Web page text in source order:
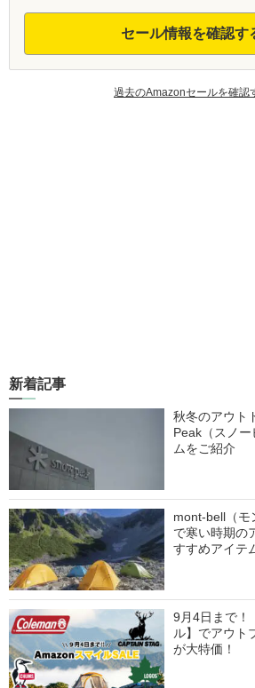
セール情報を確認す
過去のAmazonセールを確認
新着記事
秋冬のアウト
Peak（スノ
ムをご紹介
mont-bell（モ
で寒い時期の
すすめアイテ
9月4日まで！
ル】でアウト
が大特価！